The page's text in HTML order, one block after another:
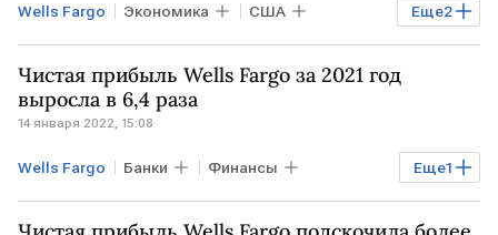
Еще2
Wells Fargo Экономика США
рецессия санкции против РФ
Чистая прибыль Wells Fargo за 2021 год
выросла в 6,4 раза
14 января 2022, 15:08
Еще1
Wells Fargo Банки Финансы
чистая прибыль